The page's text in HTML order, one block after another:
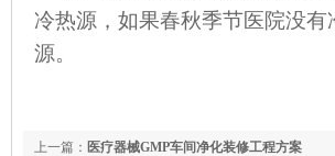
冷热源，如果春秋季节医院没
源。
上一篇： 医疗器械GMP车间净化装修工程方案